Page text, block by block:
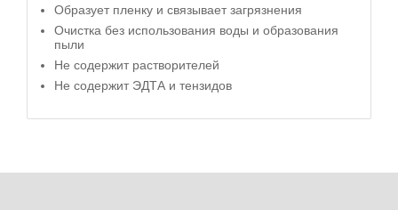
Образует пленку и связывает загрязнения
Очистка без использования воды и образования
пыли
Не содержит растворителей
Не содержит ЭДТА и тензидов